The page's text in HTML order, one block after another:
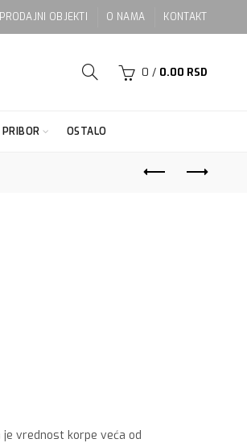
PRODAJNI OBJEKTI O NAMA KONTAKT
0 / 0.00 RSD
OSTALO
vrednost korpe veća od